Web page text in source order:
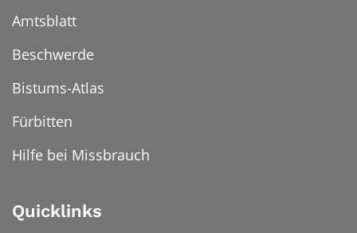
Amtsblatt
Beschwerde
Bistums-Atlas
Fürbitten
Hilfe bei Missbrauch
Quicklinks